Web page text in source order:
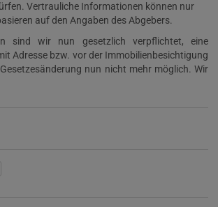
Vertrauliche Informationen können nur
auf den Angaben des Abgebers.
sind wir nun gesetzlich verpflichtet, eine
Adresse bzw. vor der Immobilienbesichtigung
nun nicht mehr möglich. Wir